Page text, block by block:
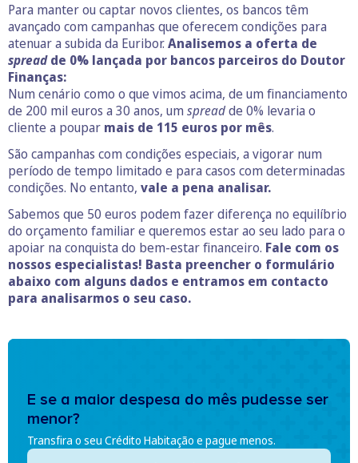
Para manter ou captar novos clientes, os bancos têm
avançado com campanhas que oferecem condições para
atenuar a subida da Euribor.Analisemos a oferta de
spreadde 0% lançada por bancos parceiros do Doutor
Finanças:
Num cenário como o que vimos acima, de um financiamento
de 200 mil euros a 30 anos, um spreadde 0% levaria o
cliente a poupar mais de 115 euros por mês.
São campanhas com condições especiais, a vigorar num
período de tempo limitado e para casos com determinadas
condições. No entanto, vale a pena analisar.
Sabemos que 50 euros podem fazer diferença no equilíbrio
do orçamento familiar e queremos estar ao seu lado para o
apoiar na conquista do bem-estar financeiro. Fale com os
nossos especialistas! Basta preencher o formulário
abaixo com alguns dados e entramos em contacto
para analisarmos o seu caso.
E se a maior despesa do mês pudesse ser
menor?
Transfira o seu Crédito Habitação e pague menos.